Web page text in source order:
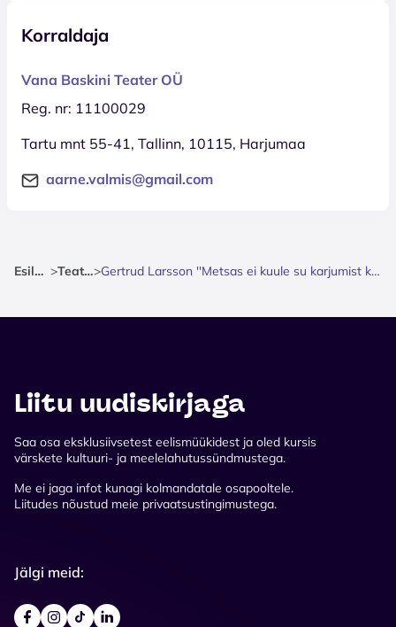
Korraldaja
Vana Baskini Teater OÜ
Reg. nr: 11100029
Tartu mnt 55-41, Tallinn, 10115, Harjumaa
aarne.valmis@gmail.com
Esileht > Teater> Gertrud Larsson ''Metsas ei kuule su karjumist keegi''
Liitu uudiskirjaga
Saa osa eksklusiivsetest eelismüükidest ja oled kursis
värskete kultuuri- ja meelelahutussündmustega.
Me ei jaga infot kunagi kolmandatale osapooltele.
Liitudes nõustud meie privaatsustingimustega.
Jälgi meid: